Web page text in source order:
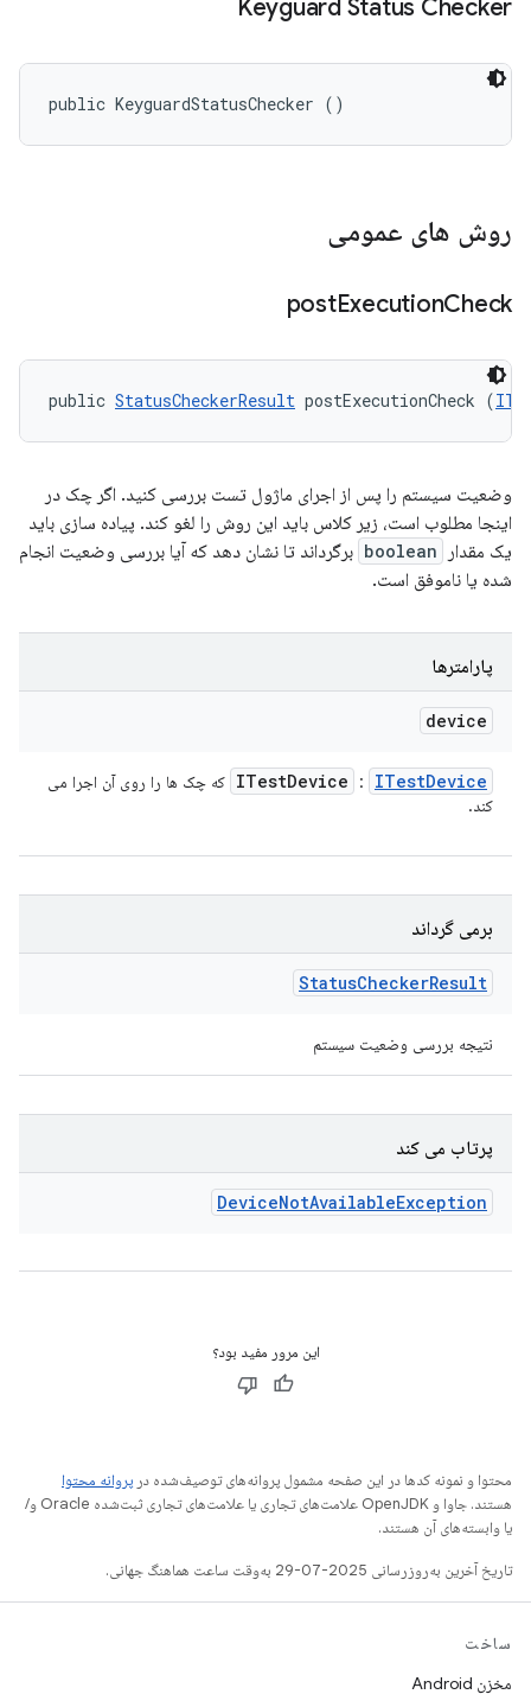
Keyguard Status Checker
public KeyguardStatusChecker ()
روش های عمومی
postExecutionCheck
public StatusCheckerResult postExecutionCheck (
وضعیت سیستم را پس از اجرای ماژول تست بررسی کنید. اگر چک در
اینجا مطلوب است، زیر کلاس باید این روش را لغو کند. پیاده سازی باید
یک مقدار
boolean برگرداند تا نشان دهد که آیا بررسی وضعیت انجام
شده یا ناموفق است.
پارامترها
device
ITestDevice : ITestDevice
که چک ها را روی آن اجرا می
کند.
برمی گرداند
StatusCheckerResult
نتیجه بررسی وضعیت سیستم
پرتاب می کند
DeviceNotAvailableException
این مرور مفید بود؟
محتوا و نمونه کدها در این صفحه مشمول پروانه‌های توصیف‌شده در پروانه محتوا
هستند. جاوا و OpenJDK علامت‌های تجاری یا علامت‌های تجاری ثبت‌شده Oracle و/
یا وابسته‌های آن هستند.
تاریخ آخرین به‌روزرسانی 2025-07-29 به‌وقت ساعت هماهنگ جهانی.
ساخت
مخزن Android